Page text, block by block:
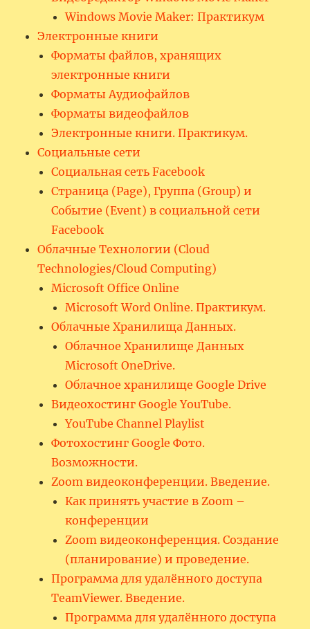
Windows Movie Maker: Практикум
Электронные книги
Форматы файлов, хранящих
электронные книги
Форматы Аудиофайлов
Форматы видеофайлов
Электронные книги. Практикум.
Социальные сети
Социальная сеть Facebook
Страница (Page), Группа (Group) и
Событие (Event) в социальной сети
Facebook
Облачные Технологии (Cloud
Technologies/Cloud Computing)
Microsoft Office Online
Microsoft Word Online. Практикум.
Облачные Хранилища Данных.
Облачное Хранилище Данных
Microsoft OneDrive.
Облачное хранилище Google Drive
Видеохостинг Google YouTube.
YouTube Channel Playlist
Фотохостинг Google Фото.
Возможности.
Zoom видеоконференции. Введение.
Как принять участие в Zoom –
конференции
Zoom видеоконференция. Создание
(планирование) и проведение.
Программа для удалённого доступа
TeamViewer. Введение.
Программа для удалённого доступа